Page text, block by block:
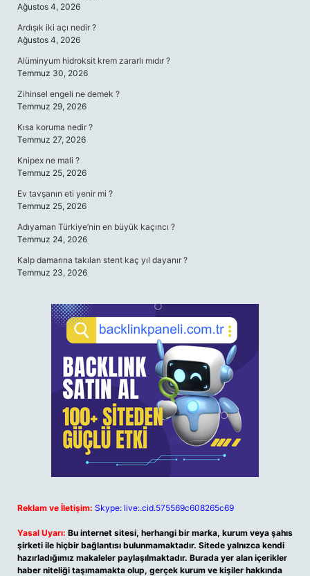
Ağustos 4, 2026
Ardışık iki açı nedir ?
Ağustos 4, 2026
Alüminyum hidroksit krem zararlı mıdır ?
Temmuz 30, 2026
Zihinsel engeli ne demek ?
Temmuz 29, 2026
Kısa koruma nedir ?
Temmuz 27, 2026
Knipex ne mali ?
Temmuz 25, 2026
Ev tavşanın eti yenir mi ?
Temmuz 25, 2026
Adıyaman Türkiye’nin en büyük kaçıncı ?
Temmuz 24, 2026
Kalp damarına takılan stent kaç yıl dayanır ?
Temmuz 23, 2026
Reklam ve İletişim: Skype: live:.cid.575569c608265c69
Yasal Uyarı: Bu internet sitesi, herhangi bir marka, kurum veya şahıs
şirketi ile hiçbir bağlantısı bulunmamaktadır. Sitede yalnızca kendi
hazırladığımız makaleler paylaşılmaktadır. Burada yer alan içerikler
haber niteliği taşımamakta olup, gerçek kurum ve kişiler hakkında